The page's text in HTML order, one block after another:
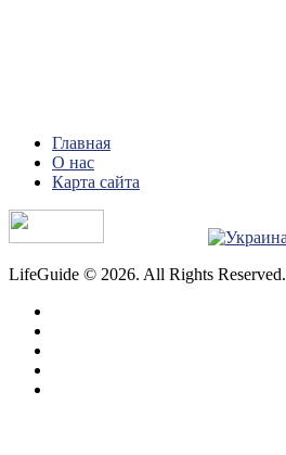
Главная
О нас
Карта сайта
LifeGuide © 2026. All Rights Reserved.